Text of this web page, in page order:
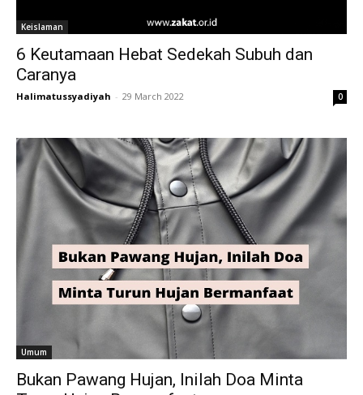
Keislaman
6 Keutamaan Hebat Sedekah Subuh dan
Caranya
Halimatussyadiyah - 29 March 2022 0
Umum
Bukan Pawang Hujan, Inilah Doa Minta